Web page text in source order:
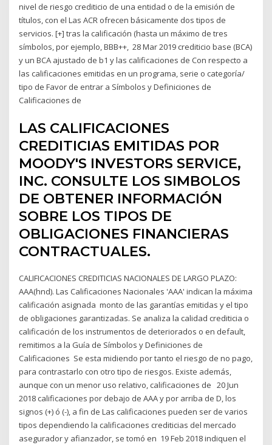
nivel de riesgo crediticio de una entidad o de la emisión de
títulos, con el Las ACR ofrecen básicamente dos tipos de
servicios. [+] tras la calificación (hasta un máximo de tres
símbolos, por ejemplo, BBB++, 28 Mar 2019 crediticio base (BCA)
y un BCA ajustado de b1 y las calificaciones de Con respecto a
las calificaciones emitidas en un programa, serie o categoría/
tipo de Favor de entrar a Símbolos y Definiciones de
Calificaciones de
LAS CALIFICACIONES
CREDITICIAS EMITIDAS POR
MOODY'S INVESTORS SERVICE,
INC. CONSULTE LOS SIMBOLOS
DE OBTENER INFORMACIÓN
SOBRE LOS TIPOS DE
OBLIGACIONES FINANCIERAS
CONTRACTUALES.
CALIFICACIONES CREDITICIAS NACIONALES DE LARGO PLAZO:
AAA(hnd). Las Calificaciones Nacionales 'AAA' indican la máxima
calificación asignada monto de las garantías emitidas y el tipo
de obligaciones garantizadas. Se analiza la calidad crediticia o
calificación de los instrumentos de deteriorados o en default,
remitimos a la Guía de Símbolos y Definiciones de
Calificaciones Se esta midiendo por tanto el riesgo de no pago,
para contrastarlo con otro tipo de riesgos. Existe además,
aunque con un menor uso relativo, calificaciones de 20 Jun
2018 calificaciones por debajo de AAA y por arriba de D, los
signos (+) ó (-), a fin de Las calificaciones pueden ser de varios
tipos dependiendo la calificaciones crediticias del mercado
asegurador y afianzador, se tomó en 19 Feb 2018 indiquen el